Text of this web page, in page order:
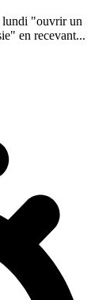
lundi "ouvrir un
en recevant...